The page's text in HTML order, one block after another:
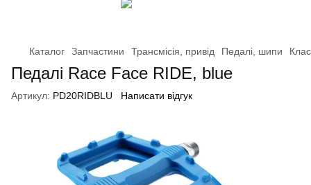
Каталог Запчастини Трансмісія, привід Педалі, шипи
Педалі Race Face RIDE, blue
Артикул: PD20RIDBLU Написати відгук